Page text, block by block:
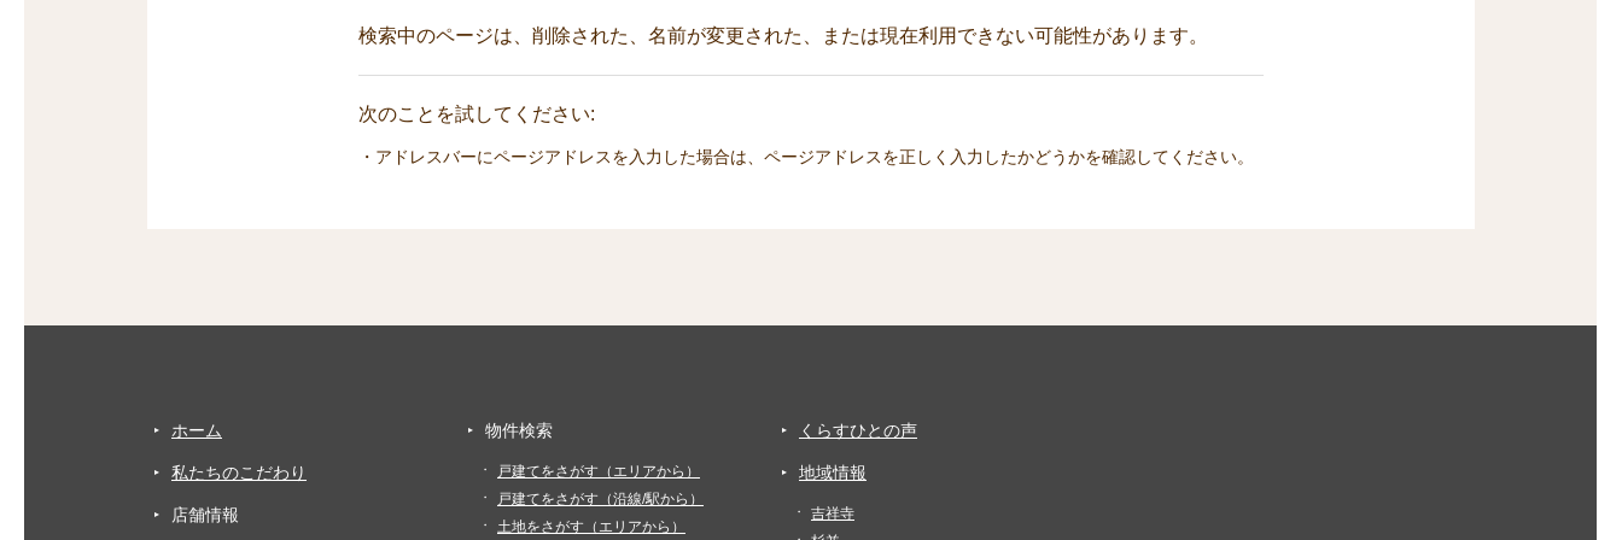
検索中のページは、削除された、名前が変更された、または現在利用できない可能性があります。
次のことを試してください:
・アドレスバーにページアドレスを入力した場合は、ページアドレスを正しく入力したかどうかを確認してください。
ホーム
私たちのこだわり
店舗情報
物件検索
戸建てをさがす（エリアから）
戸建てをさがす（沿線/駅から）
土地をさがす（エリアから）
くらすひとの声
地域情報
吉祥寺